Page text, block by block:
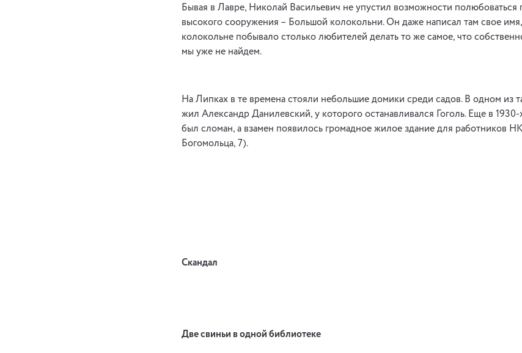
Бывая в Лавре, Николай Васильевич не упустил возможности полюбоваться
высокого сооружения – Большой колокольни. Он даже написал там свое
колокольне побывало столько любителей делать то же самое, что
мы уже не найдем.
На Липках в те времена стояли небольшие домики среди садов. В одном из
жил Александр Данилевский, у которого останавливался Гоголь. Еще в
был сломан, а взамен появилось громадное жилое здание для работников
Богомольца, 7).
Скандал
Две свиньи в одной библиотеке